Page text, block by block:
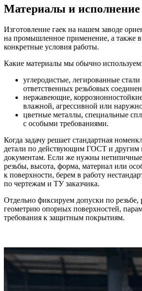
Материалы и исполнение
Изготовление гаек на нашем заводе
на промышленное применение, а также
конкретные условия работы.
Какие материалы мы обычно используем:
углеродистые, легированные
ответственных резьбовых
нержавеющие,
влажной, агрессивной или
цветные металлы, специальные
с особыми требованиями.
Когда задачу решает стандартная
детали по действующим ГОСТ и другим
документам. Если же нужны
резьбы, высота, форма, материал или
к поверхности, берем в работу
по чертежам и ТУ заказчика.
Отдельно фиксируем допуски по
геометрию опорных поверхностей,
требования к защитным покрытиям.